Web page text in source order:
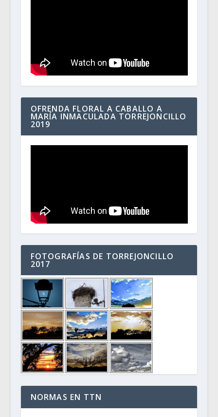
OFRENDA FLORAL A CABALLO A
MARÍA INMACULADA TORREJONCILLO
2019
FOTOGRAFÍAS DE TORREJONCILLO
2017
NORMAS EN TTN